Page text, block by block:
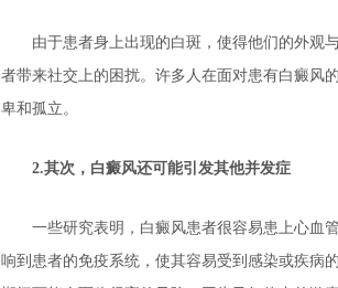
由于患者身上出现的白斑，使得他们的外观
者带来社交上的困扰。许多人在面对患有白癜风
卑和孤立。
2.其次，白癜风还可能引发其他并发症
一些研究表明，白癜风患者很容易患上心血
响到患者的免疫系统，使其容易受到感染或疾病